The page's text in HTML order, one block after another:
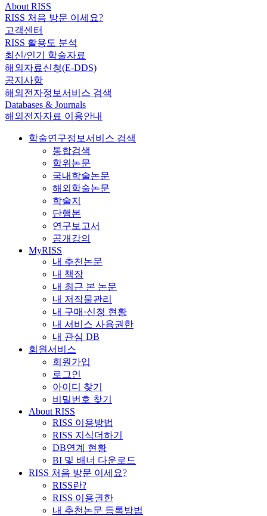
About RISS
RISS 처음 방문 이세요?
고객센터
RISS 활용도 분석
최신/인기 학술자료
해외자료신청(E-DDS)
공지사항
해외전자정보서비스 검색
Databases & Journals
해외전자자료 이용안내
학술연구정보서비스 검색
통합검색
학위논문
국내학술논문
해외학술논문
학술지
단행본
연구보고서
공개강의
MyRISS
내 추천논문
내 책장
내 최근 본 논문
내 저작물관리
내 구매·신청 현황
내 서비스 사용권한
내 관심 DB
회원서비스
회원가입
로그인
아이디 찾기
비밀번호 찾기
About RISS
RISS 이용방법
RISS 지식더하기
DB연계 현황
BI 및 배너 다운로드
RISS 처음 방문 이세요?
RISS란?
RISS 이용권한
내 추천논문 등록방법